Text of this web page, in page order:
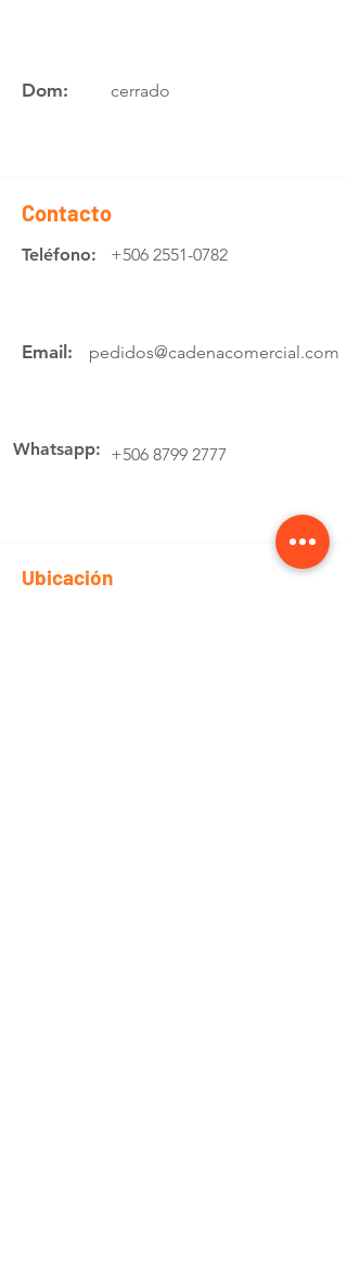
Dom: cerrado
Contacto
Teléfono: +506 2551-0782
Email: pedidos@cadenacomercial.com
Whatsapp: +506 8799 2777
Ubicación